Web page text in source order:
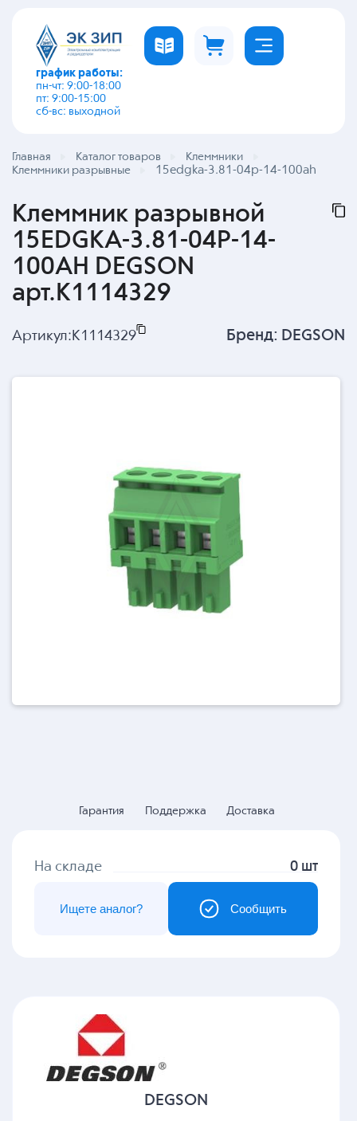
график работы:
пн-чт: 9:00-18:00
пт: 9:00-15:00
сб-вс: выходной
Главная Каталог товаров
Клеммники
Клеммники разрывные
15edgka-3.81-04p-14-100ah
Клеммник разрывной
15EDGKA-3.81-04P-14-
100AH DEGSON
арт.K1114329
Артикул: K1114329 Бренд: DEGSON
Гарантия Поддержка Доставка
На складе 0 шт
Сообщить
Ищете аналог?
DEGSON